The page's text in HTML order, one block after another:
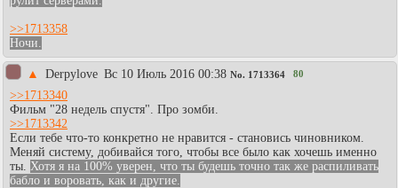
>>1713358
Ночи.
▲ Derpylove Вc 10 Июль 2016 00:38 No. 1713364 80
>>1713340
Фильм "28 недель спустя". Про зомби.
>>1713342
Если тебе что-то конкретно не нравится - становись чиновником.
Меняй систему, добивайся того, чтобы все было как хочешь именно
ты. Хотя я на 100% уверен, что ты будешь точно так же распиливать
бабло и воровать, как и другие.